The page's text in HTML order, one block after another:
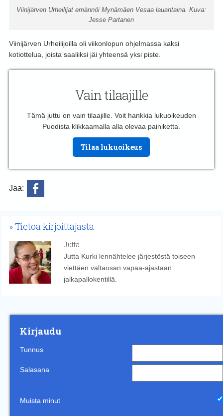
Viinijärven Urheilijat emännöi Mynämäen Vesaa lauantaina. Kuva:
Jesse Partanen
Viinijärven Urheilijoilla oli viikonlopun ohjelmassa kaksi
kotiottelua, joista saaliiksi jäi yhteensä yksi piste.
Vain tilaajille
Tämä juttu on vain tilaajille. Voit hankkia lukuoikeuden
Puodista klikkaamalla alla olevaa painiketta.
Tilaa lukuoikeus
Jaa:
Tietoa kirjoittajasta
Jutta
Jutta Kurki lennähtelee järjestöstä toiseen
viettäen valtaosan vapaa-ajastaan
jalkapallokentillä.
Kirjaudu
Tunnus
Salasana
Muista minut